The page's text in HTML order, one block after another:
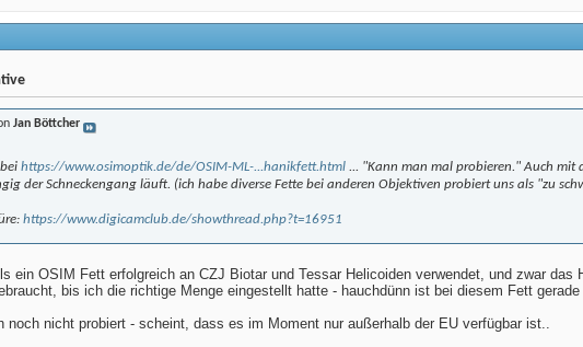
Jan Böttcher
https://www.osimoptik.de/de/OSIM-ML-...hanikfett.html ... "Kann man mal probieren." Auch mit
der Schneckengang läuft. (ich habe diverse Fette bei anderen Objektiven probiert uns als "zu
https://www.digicamclub.de/showthread.php?t=16951
ein OSIM Fett erfolgreich an CZJ Biotar und Tessar Helicoiden verwendet, und zwar das
bis ich die richtige Menge eingestellt hatte - hauchdünn ist bei diesem Fett
noch nicht probiert - scheint, dass es im Moment nur außerhalb der EU verfügbar ist..